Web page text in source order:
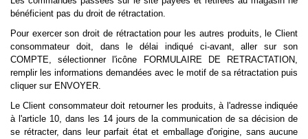
bénéficient pas du droit de rétractation.
Pour exercer son droit de rétractation pour les autres produits, le Client
consommateur doit, dans le délai indiqué ci-avant, aller sur son
COMPTE, sélectionner l'icône FORMULAIRE DE RETRACTATION,
remplir les informations demandées avec le motif de sa rétractation puis
cliquer sur ENVOYER.
Le Client consommateur doit retourner les produits, à l'adresse indiquée
à l'article 10, dans les 14 jours de la communication de sa décision de
se rétracter, dans leur parfait état et emballage d'origine, sans aucune